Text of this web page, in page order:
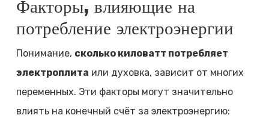
Факторы, влияющие на
потребление электроэнергии
Понимание, сколько киловатт потребляет
электроплита или духовка, зависит от многих
переменных. Эти факторы могут значительно
влиять на конечный счёт за электроэнергию: